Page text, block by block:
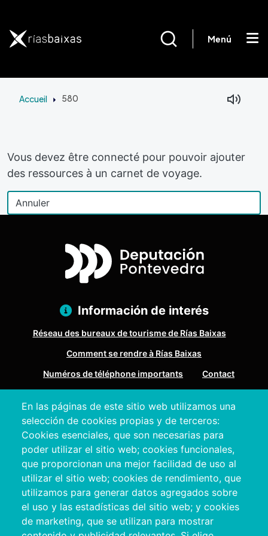
Menú
Accueil 580
Vous devez être connecté pour pouvoir ajouter
des ressources à un carnet de voyage.
En las páginas de este sitio web utilizamos una
selección de cookies propias y de terceros:
Cookies esenciales, que son necesarias para
poder utilizar el sitio web; cookies funcionales,
que proporcionan una mejor facilidad de uso al
utilizar el sitio web; cookies de rendimiento, que
utilizamos para generar datos agregados sobre
el uso y las estadísticas del sitio web; y cookies
de marketing, que se utilizan para mostrar
Información de interés
Réseau des bureaux de tourisme de Rías Baixas
Comment se rendre à Rías Baixas
Numéros de téléphone importants
Contact
Pazo Deputación Provincial. Avda. Montero Ríos, s/n - 36071
Pontevedra
+34 986 804 100 | +34 986 804 124